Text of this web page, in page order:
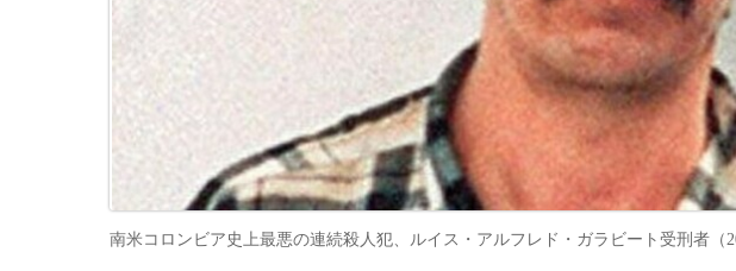
南米コロンビア史上最悪の連続殺人犯、ルイス・アルフレド・ガラビート受刑者（